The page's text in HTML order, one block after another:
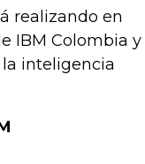
realizando en
IBM Colombia y
inteligencia